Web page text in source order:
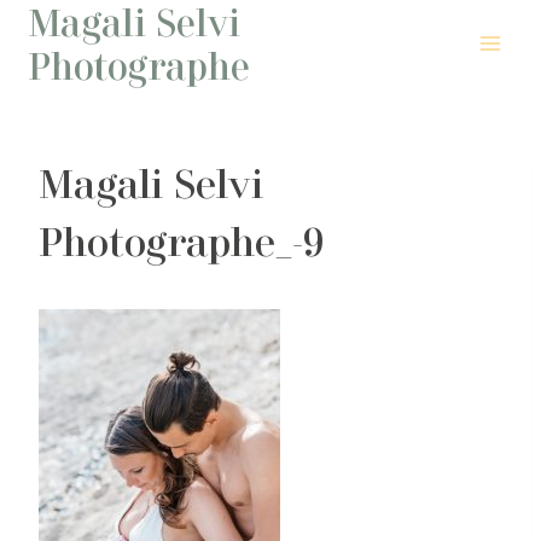
Aller
contenu
Magali Selvi
Photographe
Magali Selvi
Photographe_-9